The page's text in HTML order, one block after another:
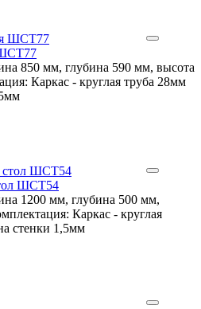
850 мм, глубина 590 мм, высота
Каркас - круглая труба 28мм
ШСТ54
1200 мм, глубина 500 мм,
Каркас - круглая
стенки 1,5мм